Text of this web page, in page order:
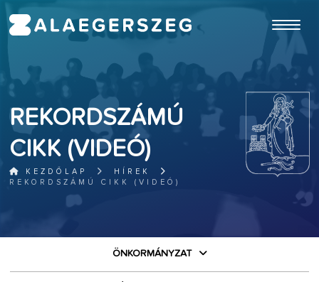
REKORDSZÁMÚ
CIKK (VIDEÓ)
KEZDŐLAP
HÍREK
REKORDSZÁMÚ CIKK (VIDEÓ)
ÖNKORMÁNYZAT